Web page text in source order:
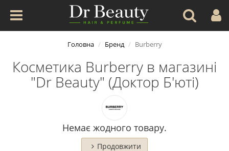
Головна Бренд Burberry
Косметика Burberry в магазині
"Dr Beauty" (Доктор Б'юті)
Немає жодного товару.
Продовжити